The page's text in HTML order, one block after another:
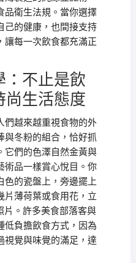
品衛生法規。當你選擇
己的健康，也間接支持
讓每一次飲食都充滿正
：不止是飲
尚生活態度
們越來越重視食物的外
與冬粉的組合，恰好抓
它們的色澤自然金黃與
術品一樣賞心悅目。你
色的瓷盤上，旁邊擺上
片薄荷葉或食用花，立
片。許多美食部落客與
低負擔飲食方式，因為
視覺與味覺的滿足，達